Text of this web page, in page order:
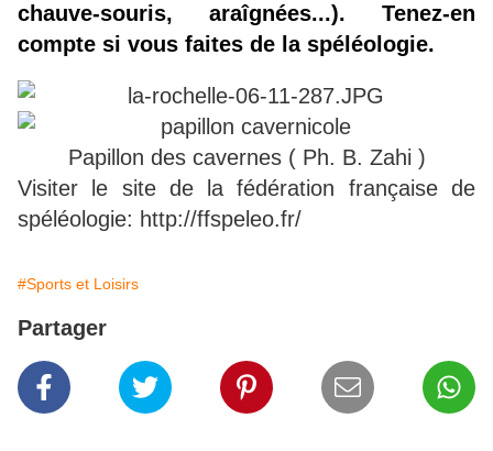
chauve-souris, araîgnées...). Tenez-en
compte si vous faites de la spéléologie.
Papillon des cavernes ( Ph. B. Zahi )
Visiter le site de la fédération française de
spéléologie: http://ffspeleo.fr/
#Sports et Loisirs
Partager